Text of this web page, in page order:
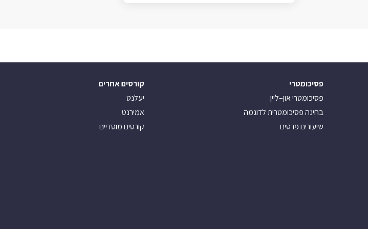
פסיכומטרי
פסיכומטרי און–ליין
בחינה פסיכומטרית לדוגמה
שיעורים פרטים
קורסים אחרים
יעלנט
אמירנט
קורסים מוסדיים